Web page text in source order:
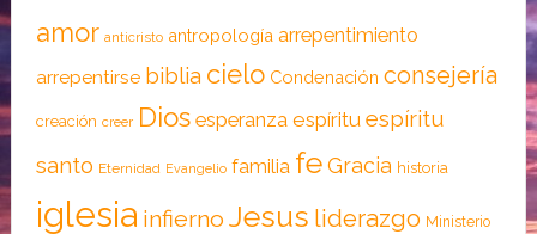
amor anticristo antropología arrepentimiento
arrepentirse biblia cielo Condenación consejería
creación creer Dios esperanza espíritu espíritu
santo Eternidad Evangelio familia feGracia historia
iglesia infierno Jesus liderazgo Ministerio